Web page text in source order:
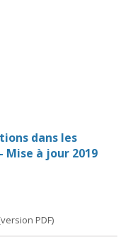
dans les
Mise à jour 2019
PDF)